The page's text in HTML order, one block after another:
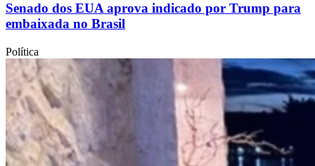
Senado dos EUA aprova indicado por Trump para
embaixada no Brasil
Política